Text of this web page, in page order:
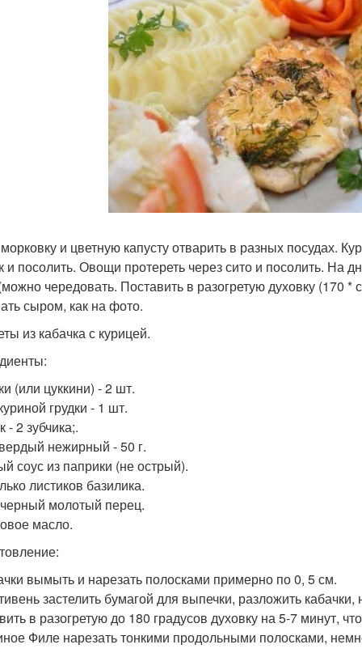
и цветную капусту отварить в разных посудах.
и посолить. Овощи протереть через сито и посолить.
чередовать. Поставить в разогретую духовку (170 *
сыром, как на фото.
из кабачка с курицей.
(или цуккини) - 2 шт.
грудки - 1 шт.
- 2 зубчика;.
нежирный - 50 г.
соус из паприки (не острый).
листиков базилика.
молотый перец.
масло.
вымыть и нарезать полосками примерно по 0, 5 см.
застелить бумагой для выпечки, разложить
в разогретую до 180 градусов духовку на 5-7 минут,
Филе нарезать тонкими продольными полосками,